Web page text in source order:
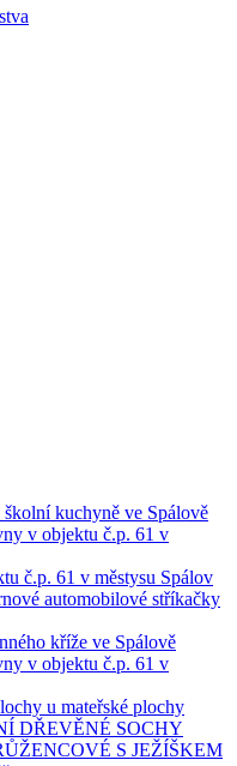
kuchyně ve Spálově
v objektu č.p. 61 v
č.p. 61 v městysu Spálov
automobilové stříkačky
kříže ve Spálově
v objektu č.p. 61 v
u mateřské plochy
DŘEVĚNÉ SOCHY
S JEŽÍŠKEM